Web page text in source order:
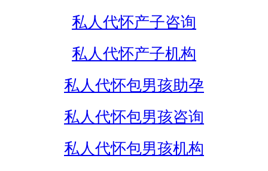
私人代怀产子咨询
私人代怀产子机构
私人代怀包男孩助孕
私人代怀包男孩咨询
私人代怀包男孩机构